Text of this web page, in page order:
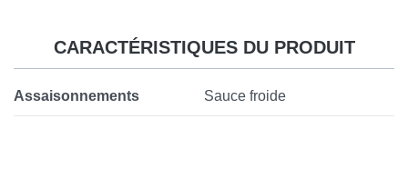
CARACTÉRISTIQUES DU PRODUIT
Assaisonnements Sauce froide